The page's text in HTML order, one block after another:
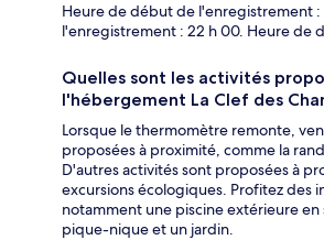
Heure de début de l'enregistrement :
l'enregistrement : 22 h 00. Heure de
Quelles sont les activités
l'hébergement La Clef des
Lorsque le thermomètre remonte,
proposées à proximité, comme la
D'autres activités sont proposées à
excursions écologiques. Profitez des
notamment une piscine extérieure en
pique-nique et un jardin.